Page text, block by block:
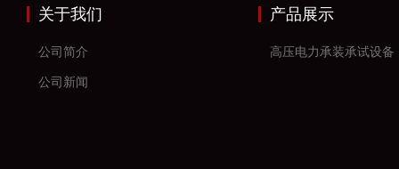
关于我们
公司简介
公司新闻
产品展示
高压电力承装承试设备